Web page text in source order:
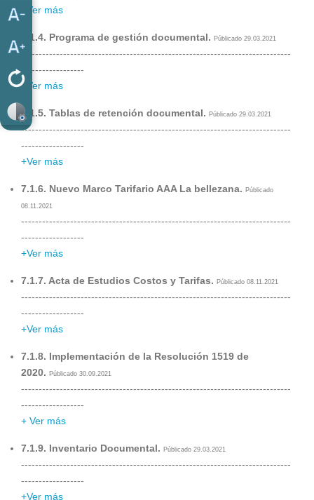
+Ver más
7.1.4. Programa de gestión documental. Públicado 29.03.2021
-----------------------------------------------------------------------------
------------------
+Ver más
7.1.5. Tablas de retención documental. Públicado 29.03.2021
-----------------------------------------------------------------------------
------------------
+Ver más
7.1.6. Nuevo Marco Tarifario AAA La bellezana. Públicado
08.11.2021
-----------------------------------------------------------------------------
------------------
+Ver más
7.1.7. Acta de Estudios Costos y Tarifas. Públicado 08.11.2021
-----------------------------------------------------------------------------
------------------
+Ver más
7.1.8. Implementación de la Resolución 1519 de
2020. Públicado 30.09.2021
-----------------------------------------------------------------------------
------------------
+ Ver más
7.1.9. Inventario Documental. Públicado 29.03.2021
-----------------------------------------------------------------------------
------------------
+Ver más